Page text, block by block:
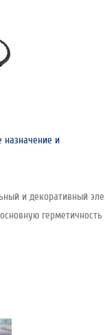
назначение и
и декоративный